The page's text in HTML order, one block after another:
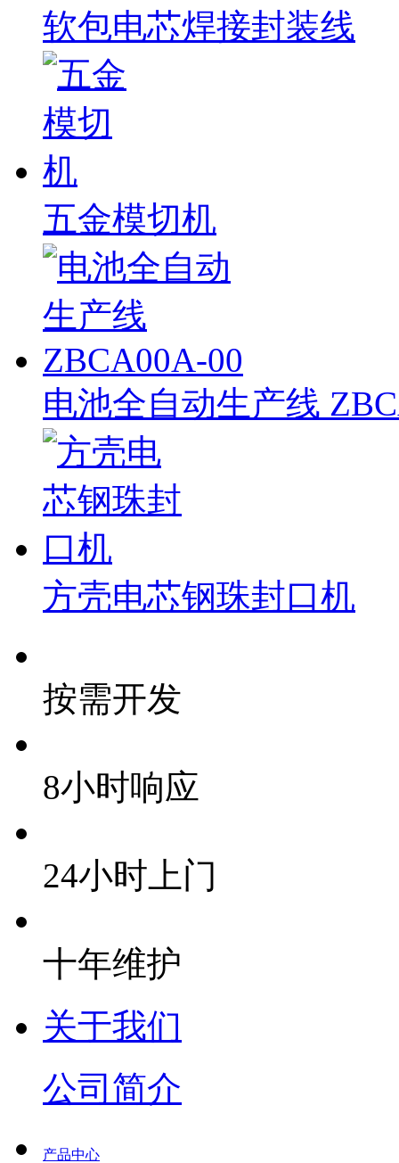
软包电芯焊接封装线
五金模切机
电池全自动生产线
方壳电芯钢珠封口机
按需开发
8小时响应
24小时上门
十年维护
关于我们
公司简介
产品中心